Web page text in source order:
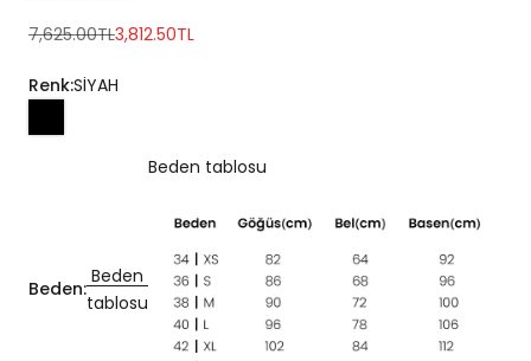
Normal fiyat
7,625.00TLİndirimli fiyat
3,812.50TL
Renk:SİYAH
Beden:
Beden
tablosu
Beden tablosu